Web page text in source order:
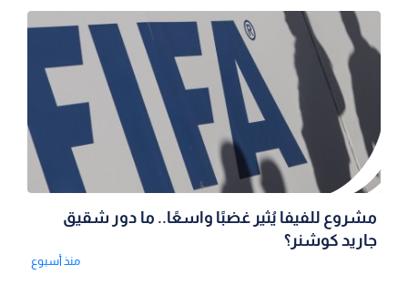
مشروع للفيفا يُثير غضبًا واسعًا.. ما دور شقيق
جاريد كوشنر؟
منذ أسبوع